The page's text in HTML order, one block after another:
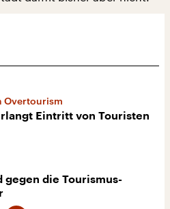
Overtourism
Eintritt von Touristen
gegen die Tourismus-